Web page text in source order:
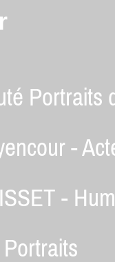
Portraits
-
-
Portraits